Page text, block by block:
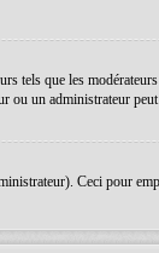
que les
ou un administrateur
Ceci pour